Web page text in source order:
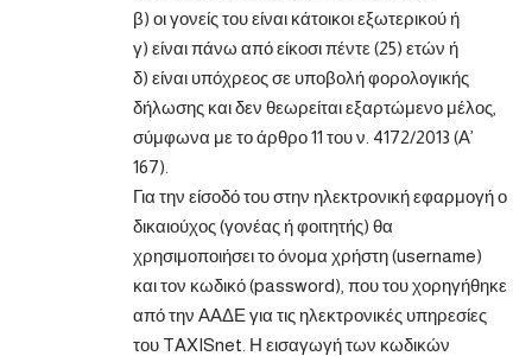
β) οι γονείς του είναι κάτοικοι εξωτερικού ή
γ) είναι πάνω από είκοσι πέντε (25) ετών ή
δ) είναι υπόχρεος σε υποβολή φορολογικής
δήλωσης και δεν θεωρείται εξαρτώμενο μέλος,
σύμφωνα με το άρθρο 11 του ν. 4172/2013 (Α’
167).
Για την είσοδό του στην ηλεκτρονική εφαρμογή ο
δικαιούχος (γονέας ή φοιτητής) θα
χρησιμοποιήσει το όνομα χρήστη (username)
και τον κωδικό (password), που του χορηγήθηκε
από την ΑΑΔΕ για τις ηλεκτρονικές υπηρεσίες
του TAXISnet. Η εισαγωγή των κωδικών